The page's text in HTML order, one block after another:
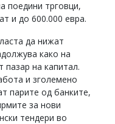
поедини трговци,
и до 600.000 евра.
да нижат
како на
пазар на капитал.
и зголемено
парите од банките,
за нови
тендери во